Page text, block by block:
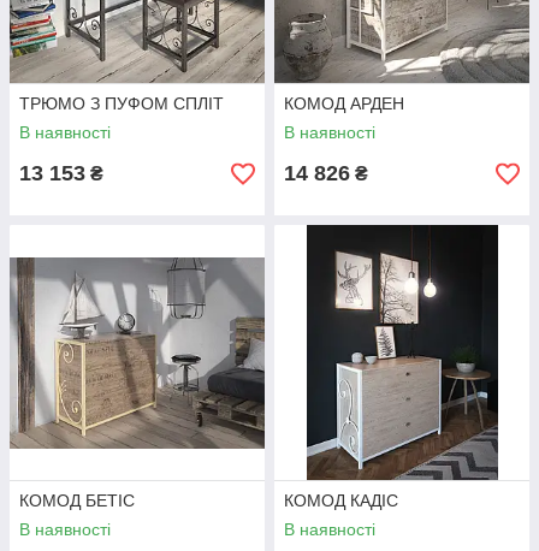
ТРЮМО З ПУФОМ СПЛІТ
В наявності
13 153 ₴
КОМОД АРДЕН
В наявності
14 826 ₴
КОМОД БЕТІС
В наявності
КОМОД КАДІС
В наявності